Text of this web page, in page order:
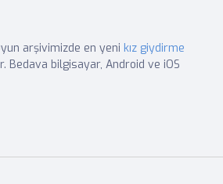
arşivimizde en yeni kız giydirme
bilgisayar, Android ve iOS